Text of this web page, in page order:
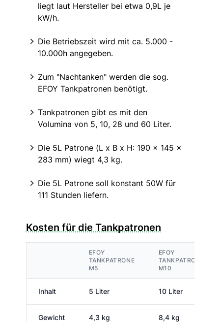
liegt laut Hersteller bei etwa 0,9L je
kW/h.
Die Betriebszeit wird mit ca. 5.000 -
10.000h angegeben.
Zum "Nachtanken" werden die sog.
EFOY Tankpatronen benötigt.
Tankpatronen gibt es mit den
Volumina von 5, 10, 28 und 60 Liter.
Die 5L Patrone (L x B x H: 190 x 145 x
283 mm) wiegt 4,3 kg.
Die 5L Patrone soll konstant 50W für
111 Stunden liefern.
Kosten für die Tankpatronen
EFOY
TANKPATRONE
M5
EFOY
TANKPATRONE
M10
Inhalt 5 Liter 10 Liter
Gewicht 4,3 kg 8,4 kg